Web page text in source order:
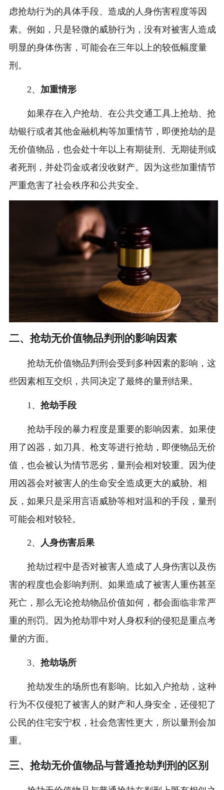
虑抢劫行为的具体手段、造成的人身伤害程度等因
素。例如，只是轻微的威胁行为，没有对被害人造成
明显的身体伤害，可能会在三年以上的较低幅度量
刑。
2、 加重情形
如果存在入户抢劫、在公共交通工具上抢劫、抢
劫银行或者其他金融机构等加重情节，即便抢劫的是
无价值物品，也会处十年以上有期徒刑、无期徒刑或
者死刑，并处罚金或者没收财产。因为这些加重情节
严重危害了社会秩序和公共安全。
二、抢劫无价值物品判刑的影响因素
抢劫无价值物品判刑会受到多种因素的影响，这
些因素相互交织，共同决定了最终的量刑结果。
1、 抢劫手段
抢劫手段的暴力程度是重要的影响因素。如果使
用了凶器，如刀具、枪支等进行抢劫，即便物品无价
值，也会被认为情节恶劣，量刑会相对较重。因为使
用凶器会对被害人的生命安全造成更大的威胁。相
反，如果只是采用言语威胁等相对温和的手段，量刑
可能会相对较轻。
2、 人身伤害后果
抢劫过程中是否对被害人造成了人身伤害以及伤
害的程度也会影响判刑。如果造成了被害人重伤甚至
死亡，那么无论抢劫物品价值如何，都会面临非常严
重的刑罚。因为抢劫罪中对人身权利的侵犯是重点考
量的方面。
3、 抢劫场所
抢劫发生的场所也有影响。比如入户抢劫，这种
行为不仅侵犯了被害人的财产和人身安全，还侵犯了
公民的住宅安宁权，社会危害性更大，所以量刑会加
重。
三、抢劫无价值物品与普通抢劫判刑的区别